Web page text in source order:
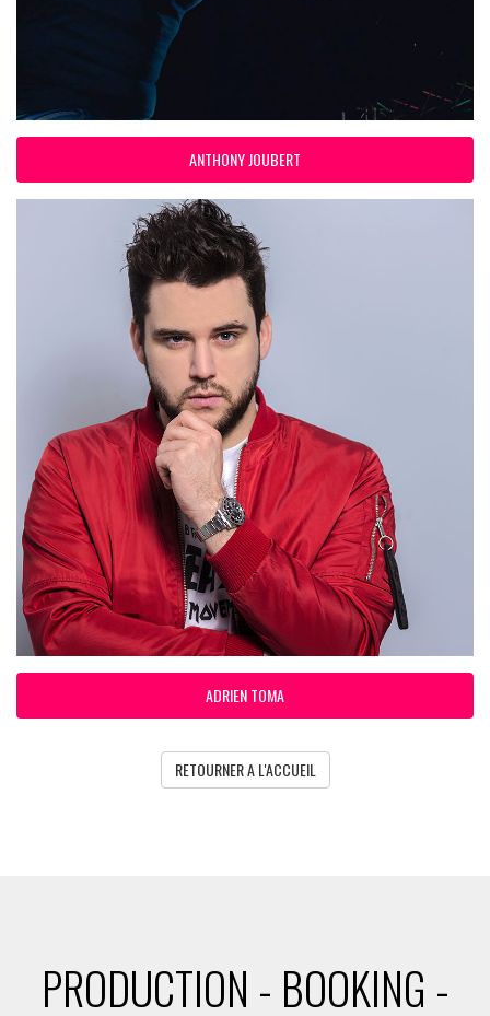
ANTHONY JOUBERT
ADRIEN TOMA
RETOURNER A L'ACCUEIL
PRODUCTION - BOOKING -